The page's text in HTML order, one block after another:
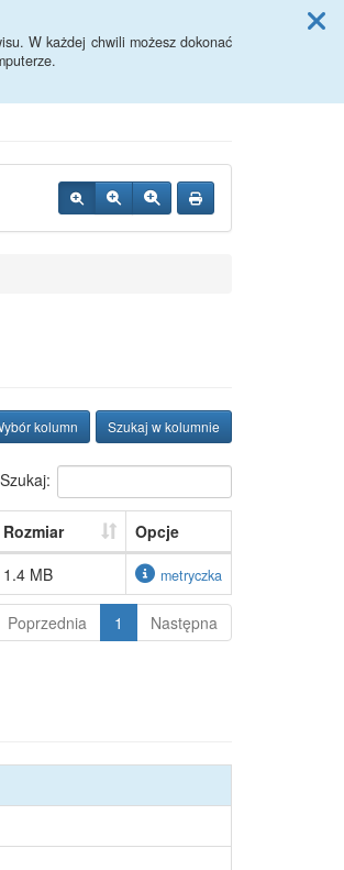
W każdej chwili możesz dokonać
Szukaj w kolumnie
kolumn
Szukaj:
Rozmiar
Opcje
1.4 MB metryczka
Poprzednia 1 Następna